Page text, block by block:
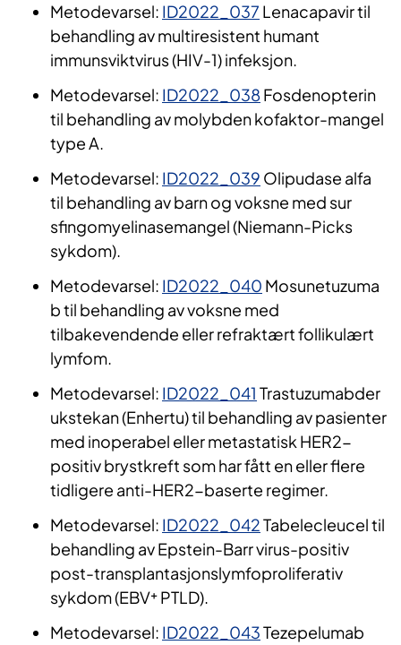
Metodevarsel: ID2022_037 Lenacapavir til
behandling av multiresistent humant
immunsviktvirus (HIV-1) infeksjon.
Metodevarsel: ID2022_038Fosdenopterin
til behandling av molybden kofaktor-mangel
type A.
Metodevarsel: ID2022_039 Olipudase alfa
til behandling av barn og voksne med sur
sfingomyelinasemangel (Niemann-Picks
sykdom).
Metodevarsel: ID2022_040 Mosunetuzuma
b til behandling av voksne med
tilbakevendende eller refraktært follikulært
lymfom.
Metodevarsel: ID2022_041 Trastuzumabder
ukstekan (Enhertu) til behandling av pasienter
med inoperabel eller metastatisk HER2-
positiv brystkreft som har fått en eller flere
tidligere anti-HER2-baserte regimer.
Metodevarsel: ID2022_042Tabelecleucel til
behandling av Epstein-Barr virus-positiv
post-transplantasjonslymfoproliferativ
sykdom (EBV⁺ PTLD).
Metodevarsel: ID2022_043Tezepelumab